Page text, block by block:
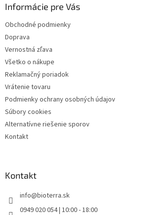
Informácie pre Vás
Obchodné podmienky
Doprava
Vernostná zľava
Všetko o nákupe
Reklamačný poriadok
Vrátenie tovaru
Podmienky ochrany osobných údajov
Súbory cookies
Alternatívne riešenie sporov
Kontakt
Kontakt
info@bioterra.sk
0949 020 054 | 10:00 - 18:00